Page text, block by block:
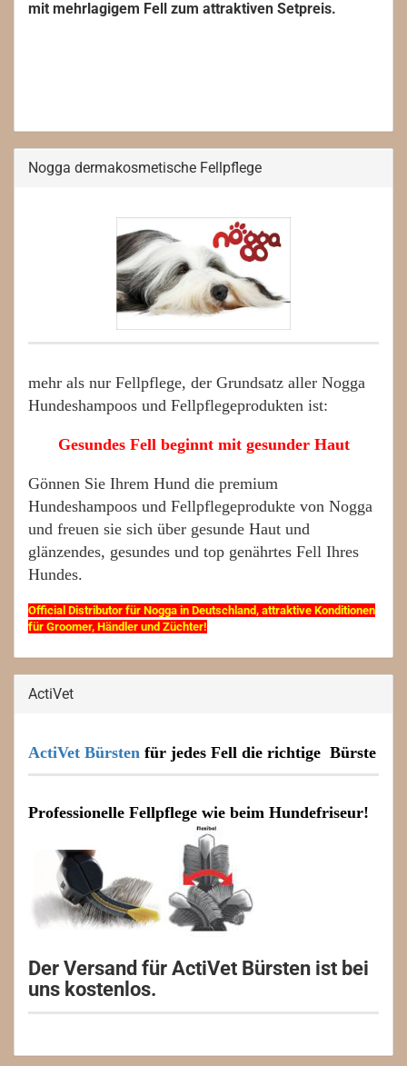
mit mehrlagigem Fell zum attraktiven Setpreis.
Nogga dermakosmetische Fellpflege
mehr als nur Fellpflege, der Grundsatz aller Nogga
Hundeshampoos und Fellpflegeprodukten ist:
Gesundes Fell beginnt mit gesunder Haut
Gönnen Sie Ihrem Hund die premium
Hundeshampoos und Fellpflegeprodukte von Nogga
und freuen sie sich über gesunde Haut und
glänzendes, gesundes und top genährtes Fell Ihres
Hundes.
Official Distributor für Nogga in Deutschland, attraktive Konditionen
für Groomer, Händler und Züchter!
ActiVet
ActiVet Bürsten für jedes Fell die richtige Bürste
Professionelle Fellpflege wie beim Hundefriseur!
Der Versand für ActiVet Bürsten ist bei
uns kostenlos.